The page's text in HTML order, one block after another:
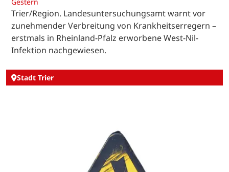
Trier/Region. Landesuntersuchungsamt warnt vor
zunehmender Verbreitung von Krankheitserregern –
erstmals in Rheinland-Pfalz erworbene West-Nil-
Infektion nachgewiesen.
Stadt Trier